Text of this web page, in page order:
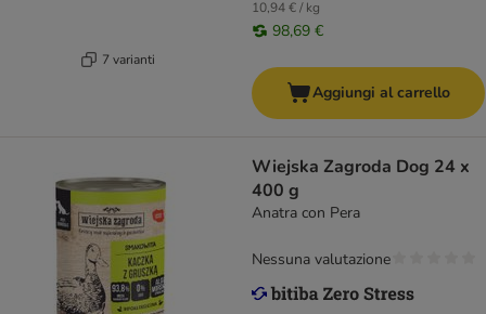
7 varianti
10,94 € / kg
98,69 €
Aggiungi al carrello
Wiejska Zagroda Dog 24 x
400 g
Anatra con Pera
Nessuna valutazione